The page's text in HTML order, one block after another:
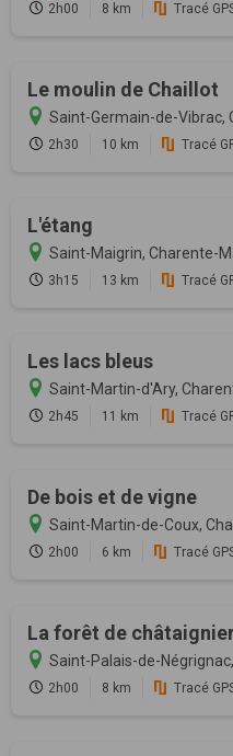
2h00 8 km Tracé
Le moulin de Chaillot
Saint-Germain-de-Vibrac,
2h30 10 km Tracé
L'étang
Saint-Maigrin, Charente-
3h15 13 km Tracé
Les lacs bleus
Saint-Martin-d'Ary,
2h45 11 km Tracé
De bois et de vigne
Saint-Martin-de-Coux,
2h00 6 km Tracé
La forêt de
Saint-Palais-de-
2h00 8 km Tracé